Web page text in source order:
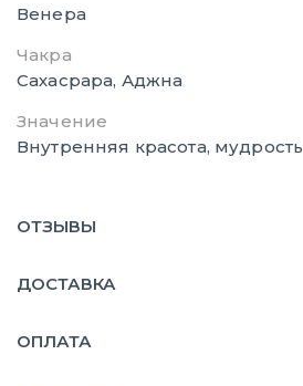
Венера
Чакра
Сахасрара, Аджна
Значение
Внутренняя красота, мудрость
ОТЗЫВЫ
ДОСТАВКА
ОПЛАТА